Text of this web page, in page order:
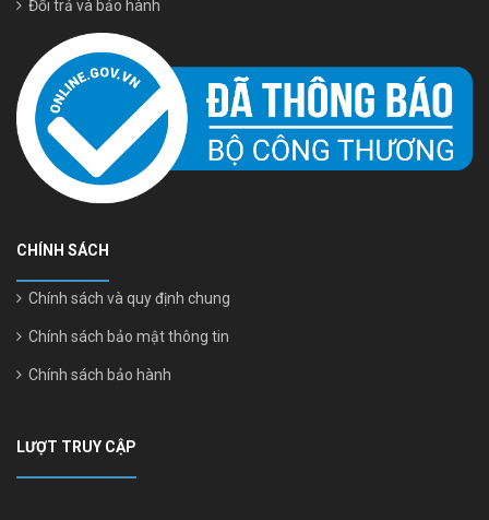
Đổi trả và bảo hành
CHÍNH SÁCH
Chính sách và quy định chung
Chính sách bảo mật thông tin
Chính sách bảo hành
LƯỢT TRUY CẬP